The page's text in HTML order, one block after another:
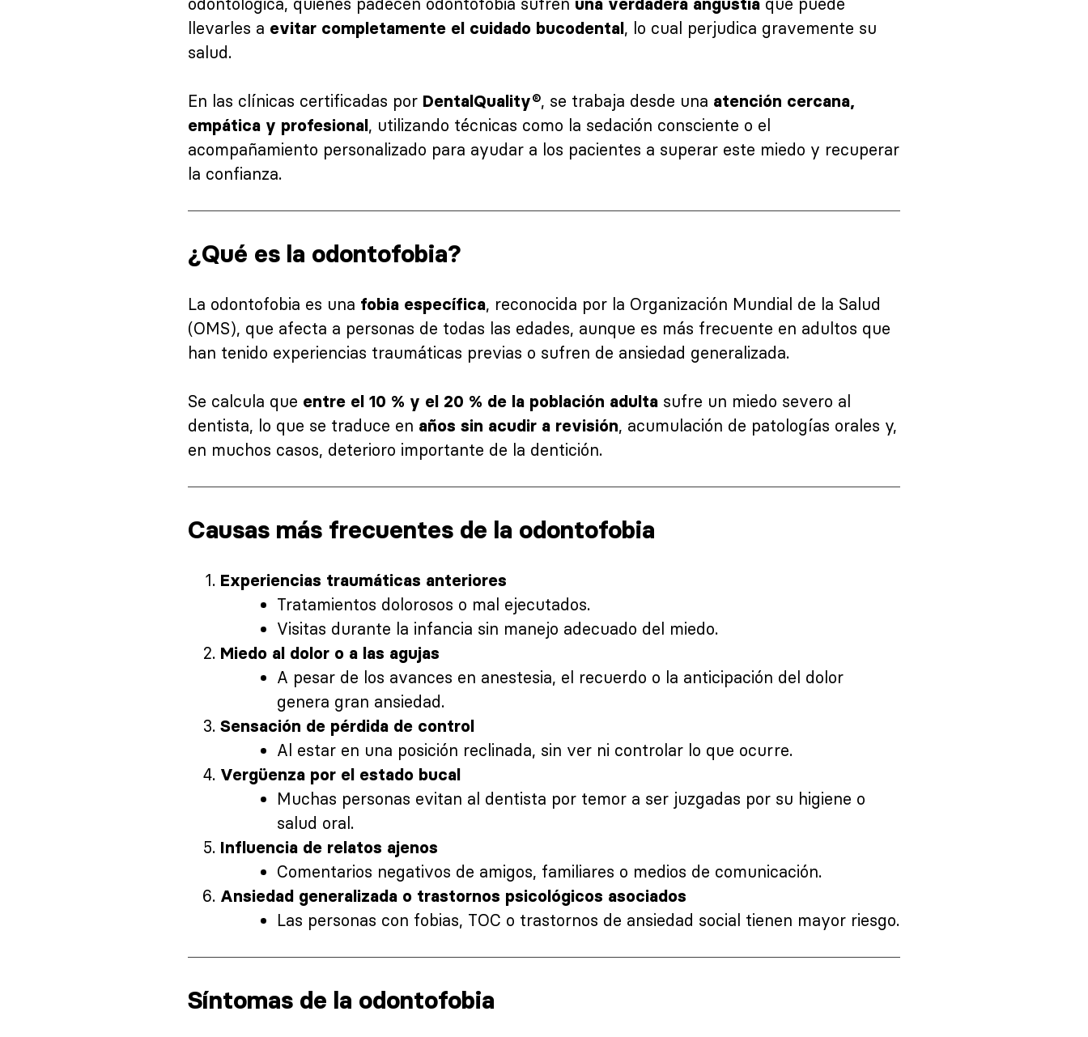
llevarles a evitar completamente el cuidado bucodental, lo cual perjudica gravemente su
salud.
En las clínicas certificadas por DentalQuality®, se trabaja desde una atención cercana,
empática y profesional, utilizando técnicas como la sedación consciente o el
acompañamiento personalizado para ayudar a los pacientes a superar este miedo y recuperar
la confianza.
¿Qué es la odontofobia?
La odontofobia es una fobia específica, reconocida por la Organización Mundial de la Salud
(OMS), que afecta a personas de todas las edades, aunque es más frecuente en adultos que
han tenido experiencias traumáticas previas o sufren de ansiedad generalizada.
Se calcula que entre el 10 % y el 20 % de la población adulta sufre un miedo severo al
dentista, lo que se traduce en años sin acudir a revisión, acumulación de patologías orales y,
en muchos casos, deterioro importante de la dentición.
Causas más frecuentes de la odontofobia
Experiencias traumáticas anteriores
Tratamientos dolorosos o mal ejecutados.
Visitas durante la infancia sin manejo adecuado del miedo.
Miedo al dolor o a las agujas
A pesar de los avances en anestesia, el recuerdo o la anticipación del dolor
genera gran ansiedad.
Sensación de pérdida de control
Al estar en una posición reclinada, sin ver ni controlar lo que ocurre.
Vergüenza por el estado bucal
Muchas personas evitan al dentista por temor a ser juzgadas por su higiene o
salud oral.
Influencia de relatos ajenos
Comentarios negativos de amigos, familiares o medios de comunicación.
Ansiedad generalizada o trastornos psicológicos asociados
Las personas con fobias, TOC o trastornos de ansiedad social tienen mayor riesgo.
Síntomas de la odontofobia